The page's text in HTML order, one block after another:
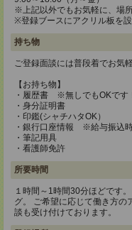
※上記以外でもお気軽に、場
※登録ブースにアクリル板を
持ち物
ご登録面談には普段着でお気
【お持ち物】
・履歴書 ※無しでもOKです
・身分証明書
・印鑑(シャチハタOK）
・銀行口座情報 ※給与振込
・筆記用具
・看護師免許
所要時間
１時間～1時間30分ほどです
グ。 ご希望に応じて働き方の
談も受け付けております。